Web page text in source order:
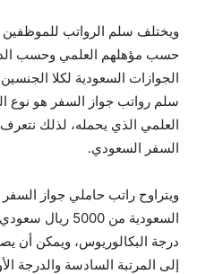
ويختلف سلم الرواتب للموظفين
حسب مؤهلهم العلمي وحسب
الجوازات السعودية لكلا
سلم رواتب جواز السفر هو
العلمي الذي يحمله، لذلك
السفر السعودي.
ويتراوح راتب حاملي جواز
إلى المرتبة السادسة والدرجة